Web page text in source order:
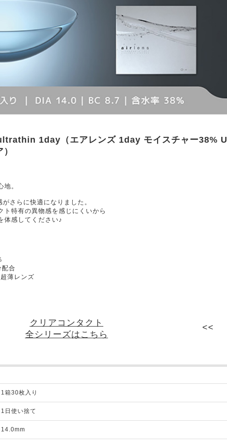
1day（エアレンズ 1day モイスチャー38% U
。
さらに快適になりました。
ト特有の異物感を感じにくいから
体感してください♪
合
薄レンズ
クリアコンタクト
全シリーズはこちら
1箱30枚入り
1日使い捨て
14.0mm